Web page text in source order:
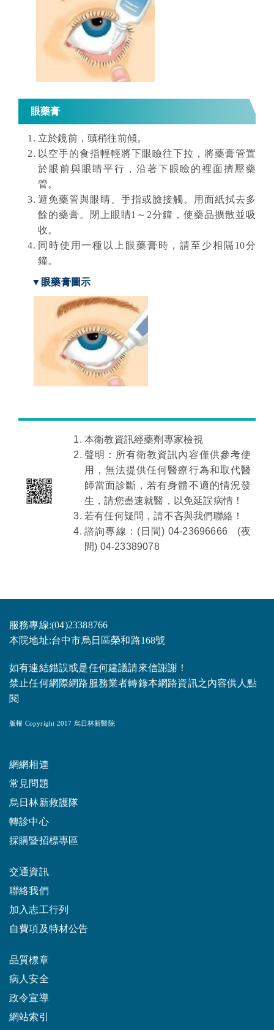
眼藥膏
立於鏡前，頭稍往前傾。
以空手的食指輕輕將下眼瞼往下拉，將藥膏管置
於眼前與眼睛平行，沿著下眼瞼的裡面擠壓藥
管。
避免藥管與眼睛、手指或臉接觸。用面紙拭去多
餘的藥膏。閉上眼睛1 ～ 2分鐘，使藥品擴散並吸
收。
同時使用一種以上眼藥膏時，請至少相隔10分
鐘。
▼眼藥膏圖示
本衛教資訊經藥劑專家檢視
聲明：所有衛教資訊內容僅供參考使
用，無法提供任何醫療行為和取代醫
師當面診斷，若有身體不適的情況發
生，請您盡速就醫，以免延誤病情！
若有任何疑問，請不吝與我們聯絡！
諮詢專線：(日間) 04-23696666 (夜
間) 04-23389078
服務專線:(04)23388766
本院地址:台中市烏日區榮和路168號
如有連結錯誤或是任何建議請來信謝謝！
禁止任何網際網路服務業者轉錄本網路資訊之內容供人點
閱
版權 Copyright 2017 烏日林新醫院
網網相連
常見問題
烏日林新救護隊
轉診中心
採購暨招標專區
交通資訊
聯絡我們
加入志工行列
自費項及特材公告
品質標章
病人安全
政令宣導
網站索引